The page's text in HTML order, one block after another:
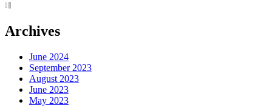
Archives
June 2024
September 2023
August 2023
June 2023
May 2023